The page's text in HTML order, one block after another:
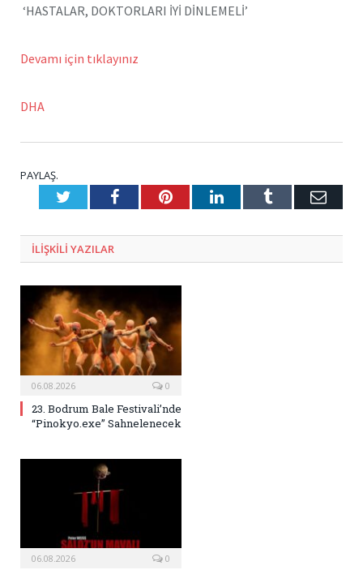
‘HASTALAR, DOKTORLARI İYİ DİNLEMELİ’
Devamı için tıklayınız
DHA
PAYLAŞ.
TwitterFacebookPinterestLinkedInTumblr E-
ILIŞKILI YAZILAR
06.08.2026 0
23. Bodrum Bale Festivali’nde
“Pinokyo.exe” Sahnelenecek
06.08.2026 0